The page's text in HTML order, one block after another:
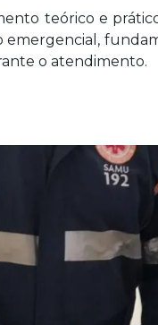
teórico e
o atendimento.